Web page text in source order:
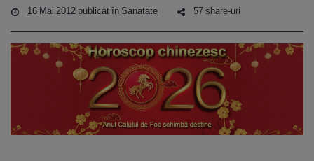
16 Mai 2012 publicat în Sanatate 57 share-uri